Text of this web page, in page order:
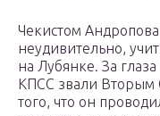
Чекистом
неудивительно,
на Лубянке. За
КПСС звали Вторым
того, что он